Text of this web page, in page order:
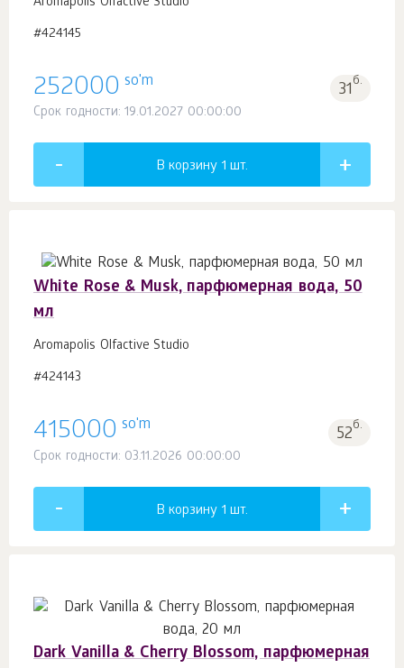
Aromapolis Olfactive Studio
#424145
252000 so'm 31б.
Срок годности: 19.01.2027 00:00:00
В корзину 1 шт.
White Rose & Musk, парфюмерная вода, 50
мл
Aromapolis Olfactive Studio
#424143
415000 so'm 52б.
Срок годности: 03.11.2026 00:00:00
В корзину 1 шт.
Dark Vanilla & Cherry Blossom, парфюмерная